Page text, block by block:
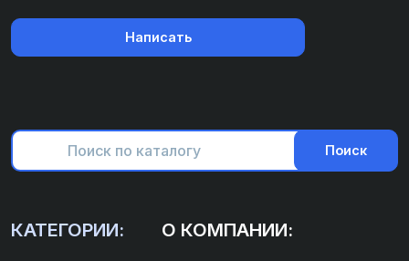
Написать
Поиск
КАТЕГОРИИ: О КОМПАНИИ: